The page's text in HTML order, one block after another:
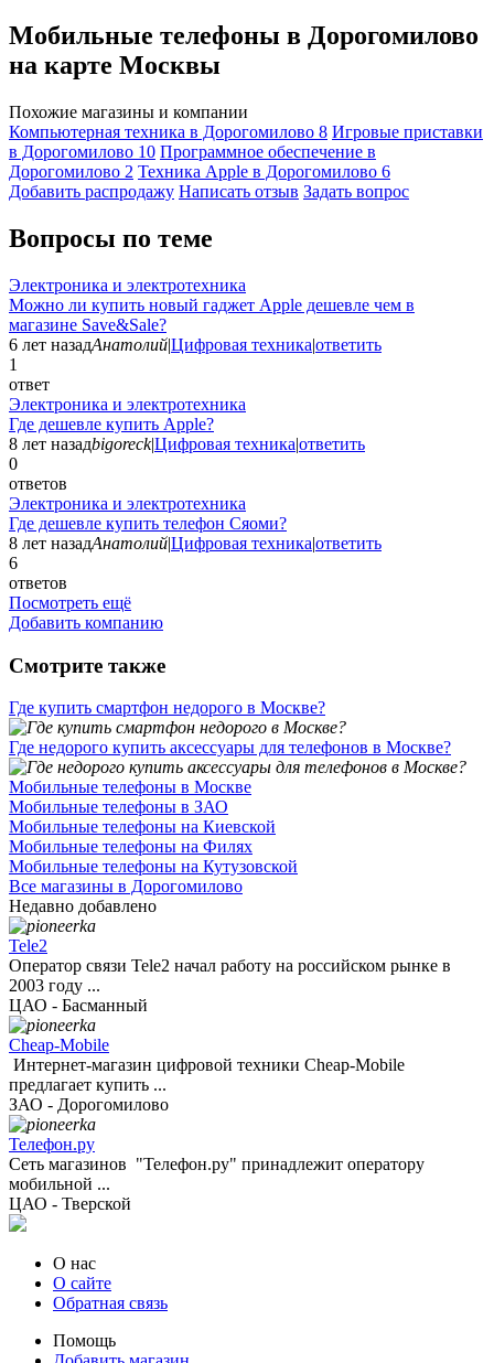
Мобильные телефоны в Дорогомилово
на карте Москвы
Похожие магазины и компании
Компьютерная техника в Дорогомилово 8 Игровые приставки
в Дорогомилово 10 Программное обеспечение в
Дорогомилово 2 Техника Apple в Дорогомилово 6
Добавить раcпродажу Написать отзыв Задать вопрос
Вопросы по теме
Электроника и электротехника
Можно ли купить новый гаджет Apple дешевле чем в
магазине Save&Sale?
6 лет назадАнатолий|Цифровая техника|ответить
1
ответ
Электроника и электротехника
Где дешевле купить Apple?
8 лет назадbigoreck|Цифровая техника|ответить
0
ответов
Электроника и электротехника
Где дешевле купить телефон Сяоми?
8 лет назадАнатолий|Цифровая техника|ответить
6
ответов
Посмотреть ещё
Добавить компанию
Смотрите также
Где купить смартфон недорого в Москве?
Где недорого купить аксессуары для телефонов в Москве?
Мобильные телефоны в Москве
Мобильные телефоны в ЗАО
Мобильные телефоны на Киевской
Мобильные телефоны на Филях
Мобильные телефоны на Кутузовской
Все магазины в Дорогомилово
Недавно добавлено
Tele2
Оператор связи Tele2 начал работу на российском рынке в
2003 году ...
ЦАО - Басманный
Cheap-Mobile
Интернет-магазин цифровой техники Cheap-Mobile
предлагает купить ...
ЗАО - Дорогомилово
Телефон.ру
Сеть магазинов "Телефон.ру" принадлежит оператору
мобильной ...
ЦАО - Тверской
О нас
О сайте
Обратная связь
Помощь